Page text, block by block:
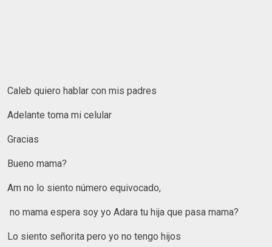
Caleb quiero hablar con mis padres
Adelante toma mi celular
Gracias
Bueno mama?
Am no lo siento número equivocado,
no mama espera soy yo Adara tu hija que pasa mama?
Lo siento señorita pero yo no tengo hijos